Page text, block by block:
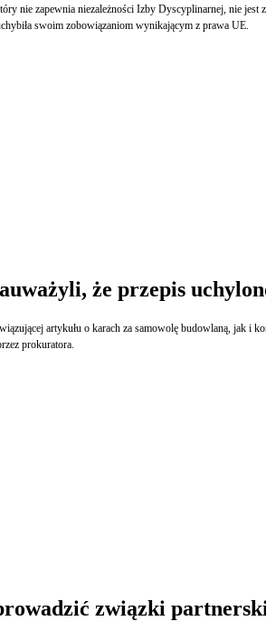
nie zapewnia niezależności Izby Dyscyplinarnej, nie
swoim zobowiązaniom wynikającym z prawa UE.
że przepis
artykułu o karach za samowolę budowlaną, jak
prokuratora.
związki